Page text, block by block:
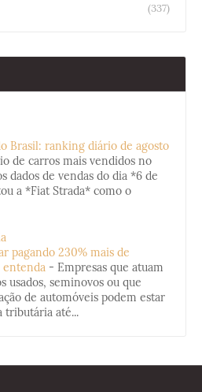
(337)
Brasil: ranking diário de agosto
de carros mais vendidos no
dados de vendas do dia *6 de
a *Fiat Strada* como o
pagando 230% mais de
entenda - Empresas que atuam
usados, seminovos ou que
de automóveis podem estar
tributária até...